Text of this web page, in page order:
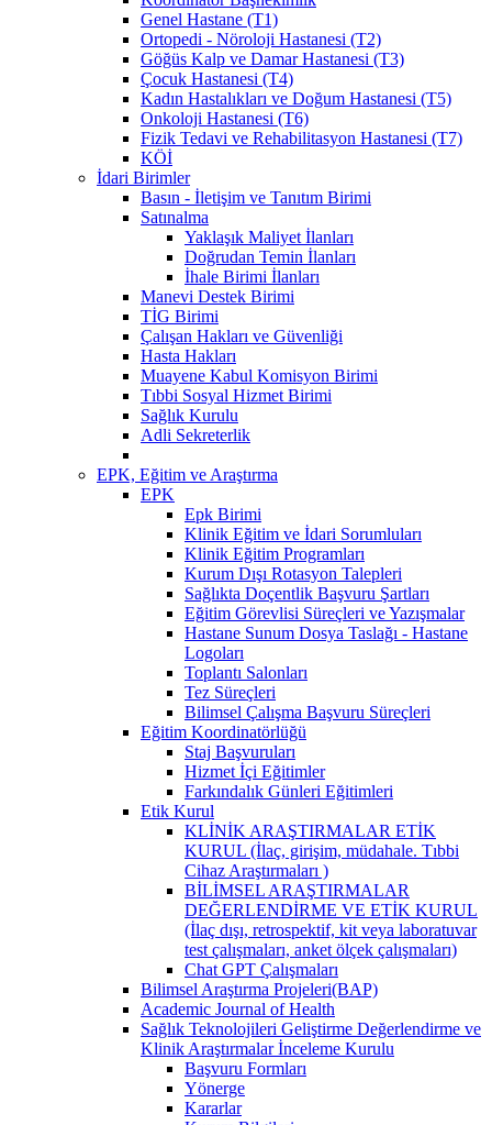
Genel Hastane (T1)
Ortopedi - Nöroloji Hastanesi (T2)
Göğüs Kalp ve Damar Hastanesi (T3)
Çocuk Hastanesi (T4)
Kadın Hastalıkları ve Doğum Hastanesi (T5)
Onkoloji Hastanesi (T6)
Fizik Tedavi ve Rehabilitasyon Hastanesi (T7)
KÖİ
İdari Birimler
Basın - İletişim ve Tanıtım Birimi
Satınalma
Yaklaşık Maliyet İlanları
Doğrudan Temin İlanları
İhale Birimi İlanları
Manevi Destek Birimi
TİG Birimi
Çalışan Hakları ve Güvenliği
Hasta Hakları
Muayene Kabul Komisyon Birimi
Tıbbi Sosyal Hizmet Birimi
Sağlık Kurulu
Adli Sekreterlik
EPK, Eğitim ve Araştırma
EPK
Epk Birimi
Klinik Eğitim ve İdari Sorumluları
Klinik Eğitim Programları
Kurum Dışı Rotasyon Talepleri
Sağlıkta Doçentlik Başvuru Şartları
Eğitim Görevlisi Süreçleri ve Yazışmalar
Hastane Sunum Dosya Taslağı - Hastane
Logoları
Toplantı Salonları
Tez Süreçleri
Bilimsel Çalışma Başvuru Süreçleri
Eğitim Koordinatörlüğü
Staj Başvuruları
Hizmet İçi Eğitimler
Farkındalık Günleri Eğitimleri
Etik Kurul
KLİNİK ARAŞTIRMALAR ETİK
KURUL (İlaç, girişim, müdahale. Tıbbi
Cihaz Araştırmaları )
BİLİMSEL ARAŞTIRMALAR
DEĞERLENDİRME VE ETİK KURUL
(İlaç dışı, retrospektif, kit veya laboratuvar
test çalışmaları, anket ölçek çalışmaları)
Chat GPT Çalışmaları
Bilimsel Araştırma Projeleri(BAP)
Academic Journal of Health
Sağlık Teknolojileri Geliştirme Değerlendirme ve
Klinik Araştırmalar İnceleme Kurulu
Başvuru Formları
Yönerge
Kararlar